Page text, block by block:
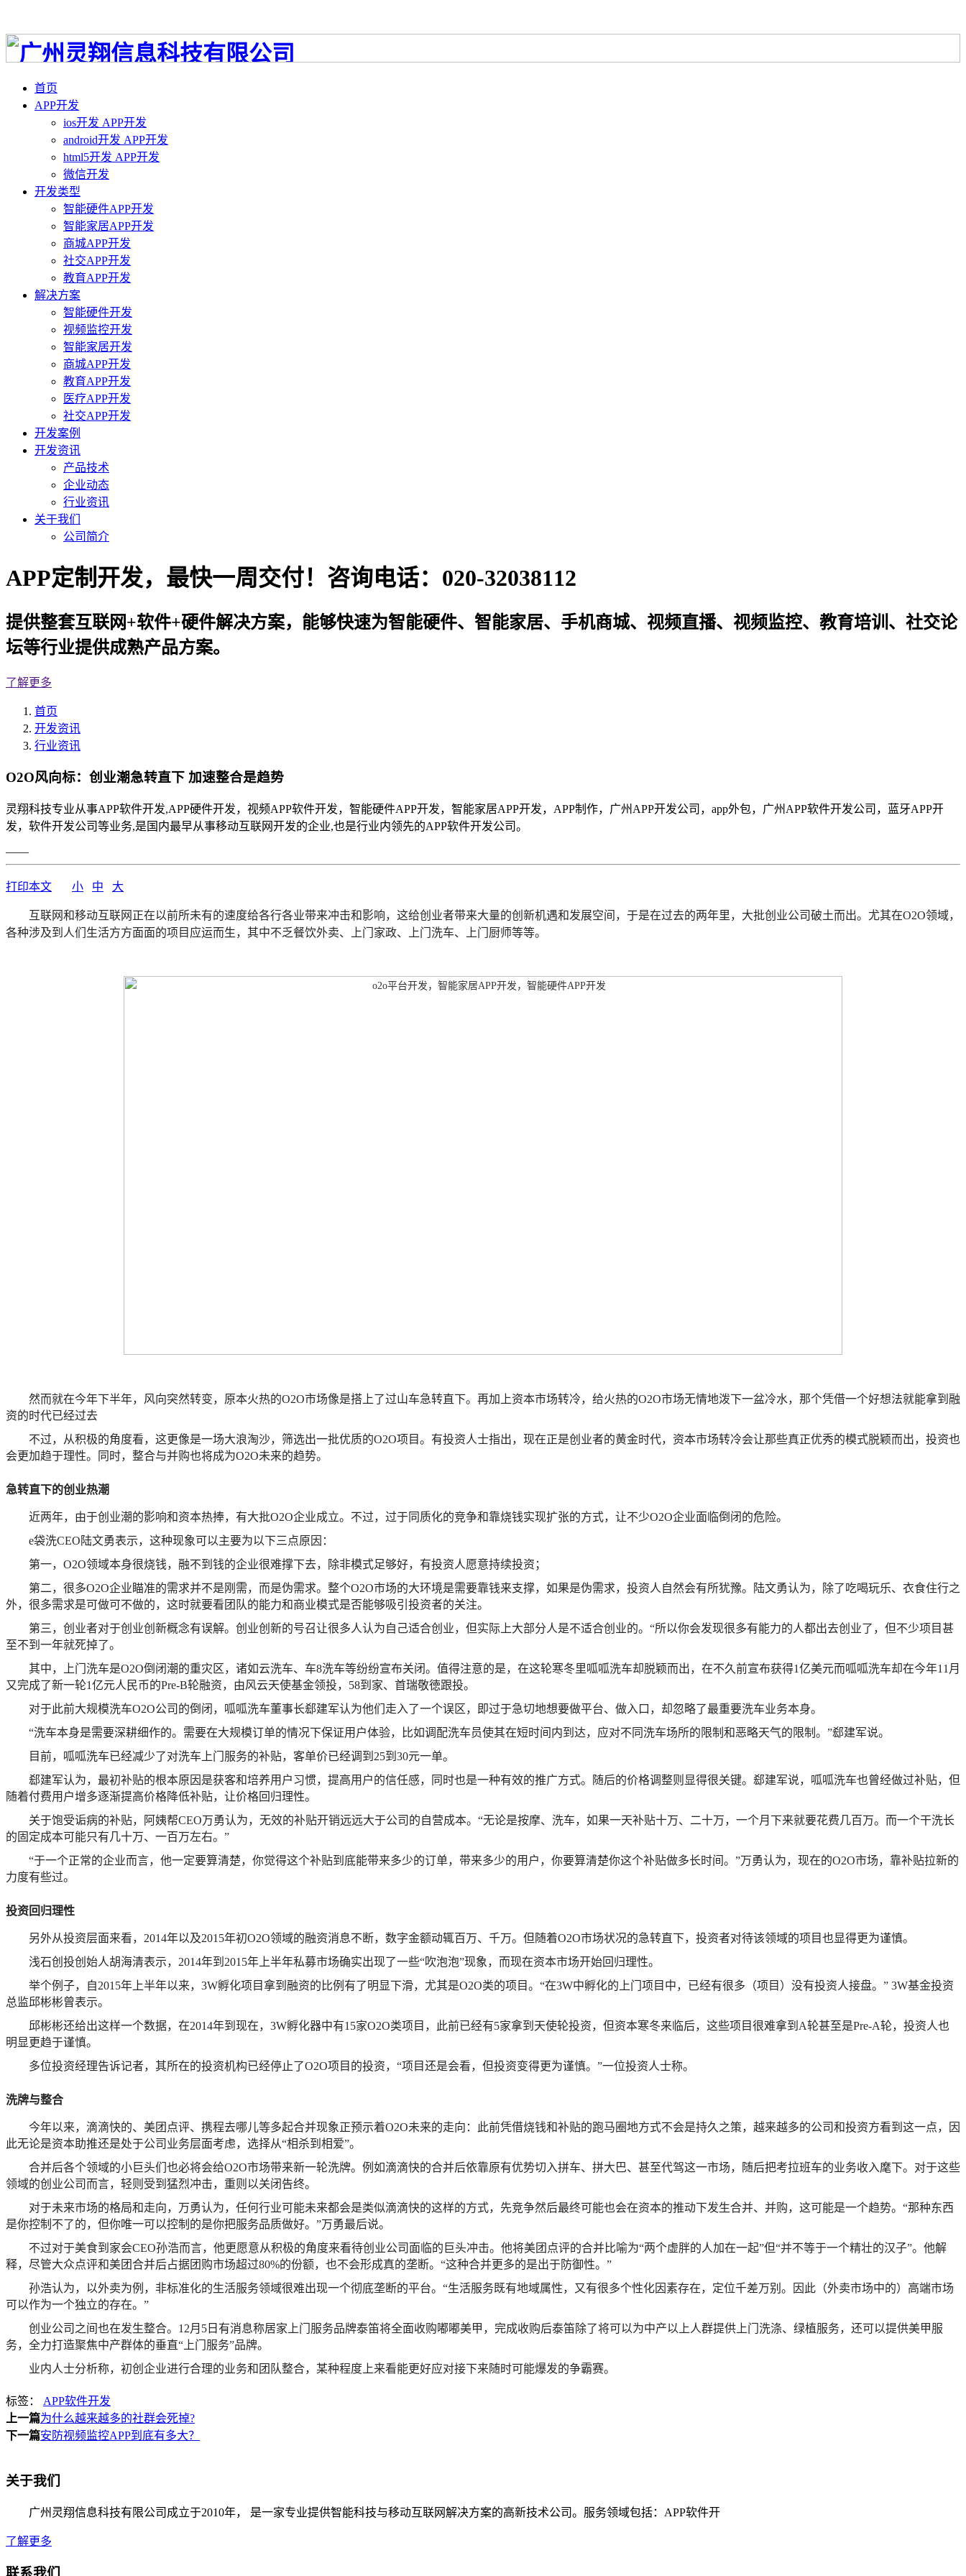
首页
APP开发
ios开发 APP开发
android开发 APP开发
html5开发 APP开发
微信开发
开发类型
智能硬件APP开发
智能家居APP开发
商城APP开发
社交APP开发
教育APP开发
解决方案
智能硬件开发
视频监控开发
智能家居开发
商城APP开发
教育APP开发
医疗APP开发
社交APP开发
开发案例
开发资讯
产品技术
企业动态
行业资讯
关于我们
公司简介
APP定制开发，最快一周交付！咨询电话：020-32038112
提供整套互联网+软件+硬件解决方案，能够快速为智能硬件、智能家居、手机商城、视频直播、视频监控、教育培训、社交论
坛等行业提供成熟产品方案。
了解更多
首页
开发资讯
行业资讯
O2O风向标：创业潮急转直下 加速整合是趋势
灵翔科技专业从事APP软件开发,APP硬件开发，视频APP软件开发，智能硬件APP开发，智能家居APP开发，APP制作，广州APP开发公司，app外包，广州APP软件开发公司，蓝牙APP开
发，软件开发公司等业务,是国内最早从事移动互联网开发的企业,也是行业内领先的APP软件开发公司。
——
打印本文 小 中 大
互联网和移动互联网正在以前所未有的速度给各行各业带来冲击和影响，这给创业者带来大量的创新机遇和发展空间，于是在过去的两年里，大批创业公司破土而出。尤其在O2O领域，
各种涉及到人们生活方方面面的项目应运而生，其中不乏餐饮外卖、上门家政、上门洗车、上门厨师等等。
然而就在今年下半年，风向突然转变，原本火热的O2O市场像是搭上了过山车急转直下。再加上资本市场转冷，给火热的O2O市场无情地泼下一盆冷水，那个凭借一个好想法就能拿到融
资的时代已经过去
不过，从积极的角度看，这更像是一场大浪淘沙，筛选出一批优质的O2O项目。有投资人士指出，现在正是创业者的黄金时代，资本市场转冷会让那些真正优秀的模式脱颖而出，投资也
会更加趋于理性。同时，整合与并购也将成为O2O未来的趋势。
急转直下的创业热潮
近两年，由于创业潮的影响和资本热捧，有大批O2O企业成立。不过，过于同质化的竞争和靠烧钱实现扩张的方式，让不少O2O企业面临倒闭的危险。
e袋洗CEO陆文勇表示，这种现象可以主要为以下三点原因：
第一，O2O领域本身很烧钱，融不到钱的企业很难撑下去，除非模式足够好，有投资人愿意持续投资；
第二，很多O2O企业瞄准的需求并不是刚需，而是伪需求。整个O2O市场的大环境是需要靠钱来支撑，如果是伪需求，投资人自然会有所犹豫。陆文勇认为，除了吃喝玩乐、衣食住行之
外，很多需求是可做可不做的，这时就要看团队的能力和商业模式是否能够吸引投资者的关注。
第三，创业者对于创业创新概念有误解。创业创新的号召让很多人认为自己适合创业，但实际上大部分人是不适合创业的。“所以你会发现很多有能力的人都出去创业了，但不少项目甚
至不到一年就死掉了。
其中，上门洗车是O2O倒闭潮的重灾区，诸如云洗车、车8洗车等纷纷宣布关闭。值得注意的是，在这轮寒冬里呱呱洗车却脱颖而出，在不久前宣布获得1亿美元而呱呱洗车却在今年11月
又完成了新一轮1亿元人民币的Pre-B轮融资，由风云天使基金领投，58到家、首瑞敬徳跟投。
对于此前大规模洗车O2O公司的倒闭，呱呱洗车董事长郄建军认为他们走入了一个误区，即过于急切地想要做平台、做入口，却忽略了最重要洗车业务本身。
“洗车本身是需要深耕细作的。需要在大规模订单的情况下保证用户体验，比如调配洗车员使其在短时间内到达，应对不同洗车场所的限制和恶略天气的限制。”郄建军说。
目前，呱呱洗车已经减少了对洗车上门服务的补贴，客单价已经调到25到30元一单。
郄建军认为，最初补贴的根本原因是获客和培养用户习惯，提高用户的信任感，同时也是一种有效的推广方式。随后的价格调整则显得很关键。郄建军说，呱呱洗车也曾经做过补贴，但
随着付费用户增多逐渐提高价格降低补贴，让价格回归理性。
关于饱受诟病的补贴，阿姨帮CEO万勇认为，无效的补贴开销远远大于公司的自营成本。“无论是按摩、洗车，如果一天补贴十万、二十万，一个月下来就要花费几百万。而一个干洗长
的固定成本可能只有几十万、一百万左右。”
“于一个正常的企业而言，他一定要算清楚，你觉得这个补贴到底能带来多少的订单，带来多少的用户，你要算清楚你这个补贴做多长时间。”万勇认为，现在的O2O市场，靠补贴拉新的
力度有些过。
投资回归理性
另外从投资层面来看，2014年以及2015年初O2O领域的融资消息不断，数字金额动辄百万、千万。但随着O2O市场状况的急转直下，投资者对待该领域的项目也显得更为谨慎。
浅石创投创始人胡海清表示，2014年到2015年上半年私募市场确实出现了一些“吹泡泡”现象，而现在资本市场开始回归理性。
举个例子，自2015年上半年以来，3W孵化项目拿到融资的比例有了明显下滑，尤其是O2O类的项目。“在3W中孵化的上门项目中，已经有很多（项目）没有投资人接盘。” 3W基金投资
总监邱彬彬曾表示。
邱彬彬还给出这样一个数据，在2014年到现在，3W孵化器中有15家O2O类项目，此前已经有5家拿到天使轮投资，但资本寒冬来临后，这些项目很难拿到A轮甚至是Pre-A轮，投资人也
明显更趋于谨慎。
多位投资经理告诉记者，其所在的投资机构已经停止了O2O项目的投资，“项目还是会看，但投资变得更为谨慎。”一位投资人士称。
洗牌与整合
今年以来，滴滴快的、美团点评、携程去哪儿等多起合并现象正预示着O2O未来的走向：此前凭借烧钱和补贴的跑马圈地方式不会是持久之策，越来越多的公司和投资方看到这一点，因
此无论是资本助推还是处于公司业务层面考虑，选择从“相杀到相爱”。
合并后各个领域的小巨头们也必将会给O2O市场带来新一轮洗牌。例如滴滴快的合并后依靠原有优势切入拼车、拼大巴、甚至代驾这一市场，随后把考拉班车的业务收入麾下。对于这些
领域的创业公司而言，轻则受到猛烈冲击，重则以关闭告终。
对于未来市场的格局和走向，万勇认为，任何行业可能未来都会是类似滴滴快的这样的方式，先竞争然后最终可能也会在资本的推动下发生合并、并购，这可能是一个趋势。“那种东西
是你控制不了的，但你唯一可以控制的是你把服务品质做好。”万勇最后说。
不过对于美食到家会CEO孙浩而言，他更愿意从积极的角度来看待创业公司面临的巨头冲击。他将美团点评的合并比喻为“两个虚胖的人加在一起”但“并不等于一个精壮的汉子”。他解
释，尽管大众点评和美团合并后占据团购市场超过80%的份额，也不会形成真的垄断。“这种合并更多的是出于防御性。”
孙浩认为，以外卖为例，非标准化的生活服务领域很难出现一个彻底垄断的平台。“生活服务既有地域属性，又有很多个性化因素存在，定位千差万别。因此（外卖市场中的）高端市场
可以作为一个独立的存在。”
创业公司之间也在发生整合。12月5日有消息称居家上门服务品牌泰笛将全面收购嘟嘟美甲，完成收购后泰笛除了将可以为中产以上人群提供上门洗涤、绿植服务，还可以提供美甲服
务，全力打造聚焦中产群体的垂直“上门服务”品牌。
业内人士分析称，初创企业进行合理的业务和团队整合，某种程度上来看能更好应对接下来随时可能爆发的争霸赛。
标签： APP软件开发
上一篇为什么越来越多的社群会死掉?
下一篇安防视频监控APP到底有多大？
关于我们
广州灵翔信息科技有限公司成立于2010年， 是一家专业提供智能科技与移动互联网解决方案的高新技术公司。服务领域包括：APP软件开
了解更多
联系我们